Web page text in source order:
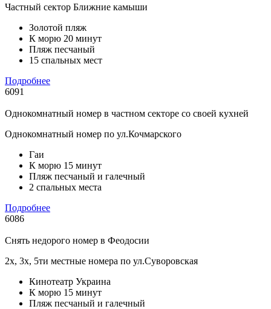
Частный сектор Ближние камыши
Золотой пляж
К морю 20 минут
Пляж песчаный
15 спальных мест
Подробнее
6091
Однокомнатный номер в частном секторе со своей кухней
Однокомнатный номер по ул.Кочмарского
Гаи
К морю 15 минут
Пляж песчаный и галечный
2 спальных места
Подробнее
6086
Снять недорого номер в Феодосии
2х, 3х, 5ти местные номера по ул.Суворовская
Кинотеатр Украина
К морю 15 минут
Пляж песчаный и галечный